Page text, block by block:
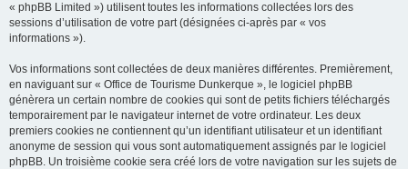
« phpBB Limited ») utilisent toutes les informations collectées lors des
sessions d’utilisation de votre part (désignées ci-après par « vos
informations »).
Vos informations sont collectées de deux manières différentes. Premièrement,
en naviguant sur « Office de Tourisme Dunkerque », le logiciel phpBB
génèrera un certain nombre de cookies qui sont de petits fichiers téléchargés
temporairement par le navigateur internet de votre ordinateur. Les deux
premiers cookies ne contiennent qu’un identifiant utilisateur et un identifiant
anonyme de session qui vous sont automatiquement assignés par le logiciel
phpBB. Un troisième cookie sera créé lors de votre navigation sur les sujets de